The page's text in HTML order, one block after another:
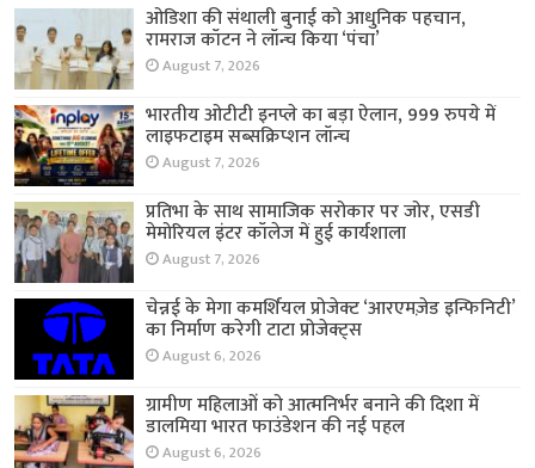
ओडिशा की संथाली बुनाई को आधुनिक पहचान,
रामराज कॉटन ने लॉन्च किया ‘पंचा’
August 7, 2026
भारतीय ओटीटी इनप्ले का बड़ा ऐलान, 999 रुपये में
लाइफटाइम सब्सक्रिप्शन लॉन्च
August 7, 2026
प्रतिभा के साथ सामाजिक सरोकार पर जोर, एसडी
मेमोरियल इंटर कॉलेज में हुई कार्यशाला
August 7, 2026
चेन्नई के मेगा कमर्शियल प्रोजेक्ट ‘आरएमज़ेड इन्फिनिटी’
का निर्माण करेगी टाटा प्रोजेक्ट्स
August 6, 2026
ग्रामीण महिलाओं को आत्मनिर्भर बनाने की दिशा में
डालमिया भारत फाउंडेशन की नई पहल
August 6, 2026